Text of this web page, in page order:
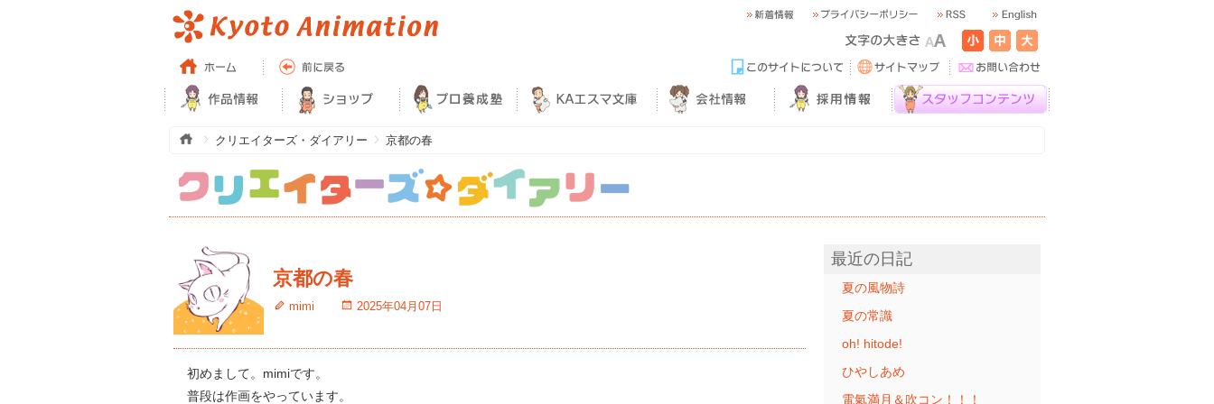
クリエイターズ・ダイアリー 京都の春
京都の春
mimi 2025年04月07日
初めまして。mimiです。
普段は作画をやっています。
最近の日記
夏の風物詩
夏の常識
oh! hitode!
ひやしあめ
電氣満月＆吹コン！！！